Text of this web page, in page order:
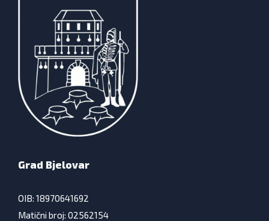
Grad Bjelovar
OIB: 18970641692
Matični broj: 02562154